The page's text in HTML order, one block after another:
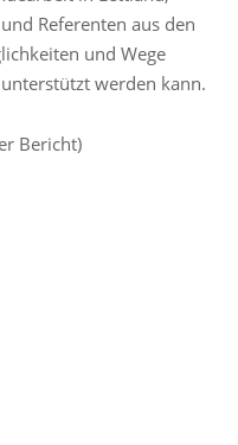
Referenten aus den
und Wege
werden kann.
Bericht)